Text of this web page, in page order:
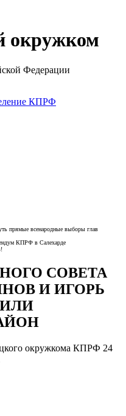
окружком
Федерации
прямые всенародные выборы глав
КПРФ в Салехарде
СОВЕТА
И ИГОРЬ
окружкома КПРФ 24